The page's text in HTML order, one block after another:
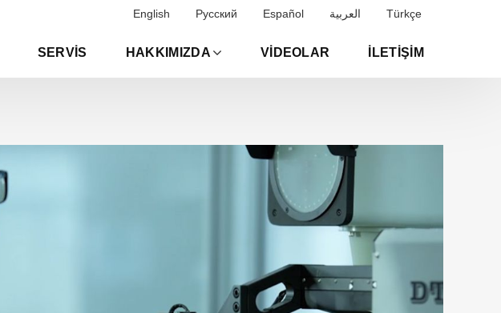
English Русский Español العربية Türkçe
SERVIS HAKKIMIZDA VIDEOLAR İLETIŞIM